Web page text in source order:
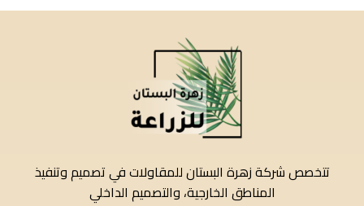
تتخصص شركة زهرة البستان للمقاولات في تصميم وتنفيذ
المناطق الخارجية، والتصميم الداخلي